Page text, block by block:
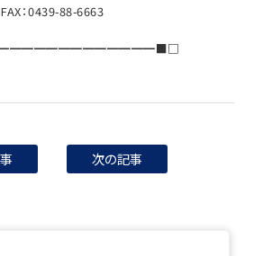
FAX：0439-88-6663
次の記事